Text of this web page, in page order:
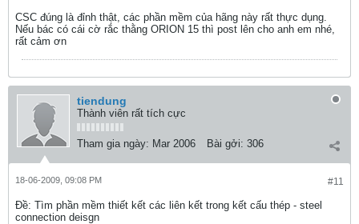
CSC đúng là đỉnh thật, các phần mềm của hãng này rất thực dụng.
Nếu bác có cái cờ rắc thằng ORION 15 thì post lên cho anh em nhé,
rất cảm ơn
tiendung
Thành viên rất tích cực
Tham gia ngày: Mar 2006 Bài gởi: 306
#11
18-06-2009, 09:08 PM
Ðề: Tìm phần mềm thiết kết các liên kết trong kết cấu thép - steel
connection deisgn